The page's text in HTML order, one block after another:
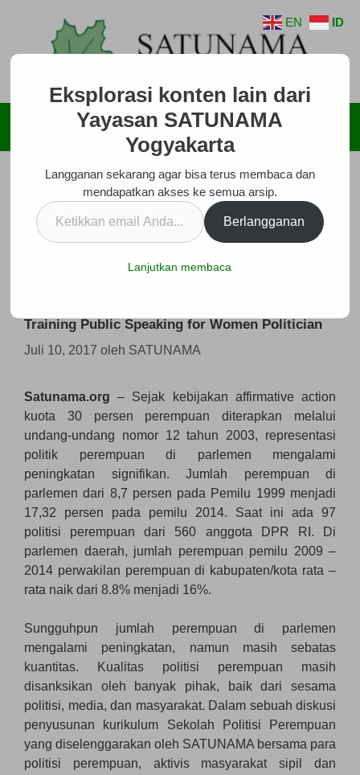
Menu
Training Public Speaking for Women Politician
Juli 10, 2017 oleh SATUNAMA
Satunama.org – Sejak kebijakan affirmative action
kuota 30 persen perempuan diterapkan melalui
undang-undang nomor 12 tahun 2003, representasi
politik perempuan di parlemen mengalami
peningkatan signifikan. Jumlah perempuan di
parlemen dari 8,7 persen pada Pemilu 1999 menjadi
17,32 persen pada pemilu 2014. Saat ini ada 97
politisi perempuan dari 560 anggota DPR RI. Di
parlemen daerah, jumlah perempuan pemilu 2009 –
2014 perwakilan perempuan di kabupaten/kota rata –
rata naik dari 8.8% menjadi 16%.
Sungguhpun jumlah perempuan di parlemen
mengalami peningkatan, namun masih sebatas
kuantitas. Kualitas politisi perempuan masih
disanksikan oleh banyak pihak, baik dari sesama
politisi, media, dan masyarakat. Dalam sebuah diskusi
penyusunan kurikulum Sekolah Politisi Perempuan
yang diselenggarakan oleh SATUNAMA bersama para
politisi perempuan, aktivis masyarakat sipil dan
EN ID
Eksplorasi konten lain dari
Yayasan SATUNAMA
Yogyakarta
Langganan sekarang agar bisa terus membaca dan
mendapatkan akses ke semua arsip.
Ketikkan
email
Berlangganan
Lanjutkan membaca